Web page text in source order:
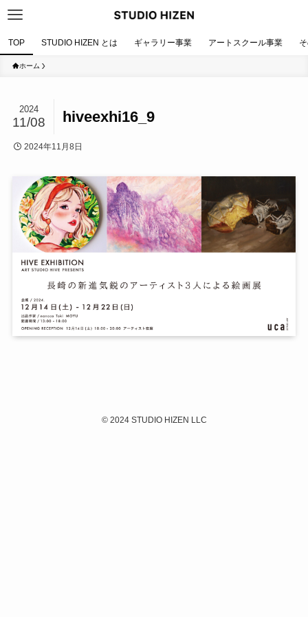
TOP STUDIO HIZEN とは ギャラリー事業 アートスクール事業
ホーム
hiveexhi16_9
2024
11/08
2024年11月8日
©2024 STUDIO HIZEN LLC